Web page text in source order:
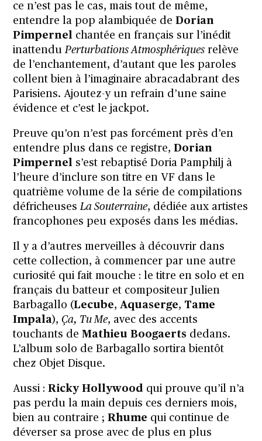
ce n’est pas le cas, mais tout de même,
entendre la pop alambiquée deDorian
Pimpernel chantée en français sur l’inédit
inattenduPerturbations Atmosphériques relève
de l’enchantement, d’autant que les paroles
collent bien à l’imaginaire abracadabrant des
Parisiens. Ajoutez-y un refrain d’une saine
évidence et c’est le jackpot.
Preuve qu’on n’est pas forcément près d’en
entendre plus dans ce registre,Dorian
Pimpernel s’est rebaptisé Doria Pamphilj à
l’heure d’inclure son titre en VF dansle
quatrième volume de la série de compilations
défricheusesLa Souterraine, dédiée aux artistes
francophones peu exposés dans les médias.
Il y a d’autres merveilles à découvrir dans
cette collection, à commencer par une autre
curiosité qui fait mouche : le titre en solo et en
français du batteur et compositeur Julien
Barbagallo (Lecube,Aquaserge, Tame
Impala),Ça, Tu Me, avec des accents
touchants deMathieu Boogaerts dedans.
L’album solo de Barbagallo sortira bientôt
chez Objet Disque.
Aussi :Ricky Hollywood qui prouve qu’il n’a
pas perdu la main depuis ces derniers mois,
bien au contraire ;Rhume qui continue de
déverser sa prose avec de plus en plus